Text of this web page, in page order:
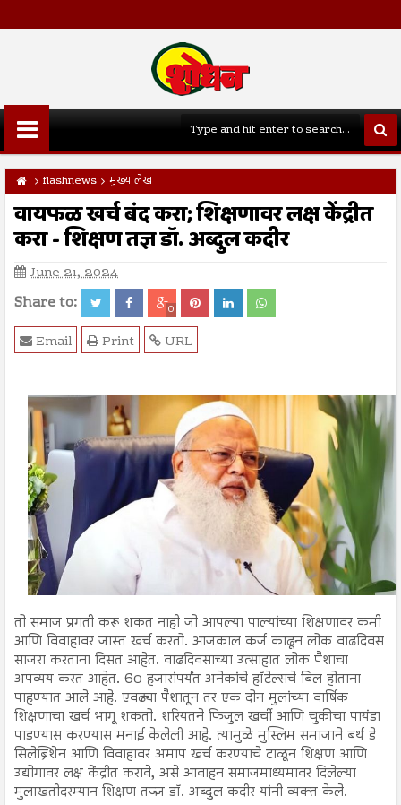
flashnews मुख्य लेख
वायफळ खर्च बंद करा; शिक्षणावर लक्ष केंद्रीत
करा - शिक्षण तज्ञ डॉ. अब्दुल कदीर
June 21, 2024
Share to: 0
URL
Print
Email
तो समाज प्रगती करू शकत नाही जो आपल्या पाल्यांच्या शिक्षणावर कमी
आणि विवाहावर जास्त खर्च करतो. आजकाल कर्ज काढून लोक वाढदिवस
साजरा करताना दिसत आहेत. वाढदिवसाच्या उत्साहात लोक पैशाचा
अपव्यय करत आहेत. 60 हजारांपर्यंत अनेकांचे हॉटेल्सचे बिल होताना
पाहण्यात आले आहे. एवढ्या पैशातून तर एक दोन मुलांच्या वार्षिक
शिक्षणाचा खर्च भागू शकतो. शरियतने फिजुल खर्ची आणि चुकीचा पायंडा
पाडण्यास करण्यास मनाई केलेली आहे. त्यामुळे मुस्लिम समाजाने बर्थ डे
सिलेब्रिशेन आणि विवाहावर अमाप खर्च करण्याचे टाळून शिक्षण आणि
उद्योगावर लक्ष केंद्रीत करावे, असे आवाहन समाजमाध्यमावर दिलेल्या
मुलाखतीदरम्यान शिक्षण तज्ज्ञ डॉ. अब्दुल कदीर यांनी व्यक्त केले.